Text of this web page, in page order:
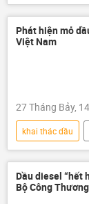
năng lượng
Tập đoàn Dầu
dầu mỏ
Phát hiện mỏ
Việt Nam
27 Tháng Bảy,
khai thác dầu
dầu khí
năng lượng
Dầu diesel “hết
Bộ Công